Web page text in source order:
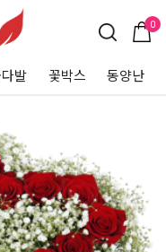
0
발 꽃박스 동양난